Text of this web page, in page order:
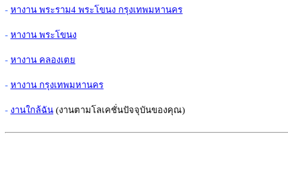
- หางาน พระราม4 พระโขนง กรุงเทพมหานคร
- หางาน พระโขนง
- หางาน คลองเตย
- หางาน กรุงเทพมหานคร
- งานใกล้ฉัน (งานตามโลเคชั่นปัจจุบันของคุณ)